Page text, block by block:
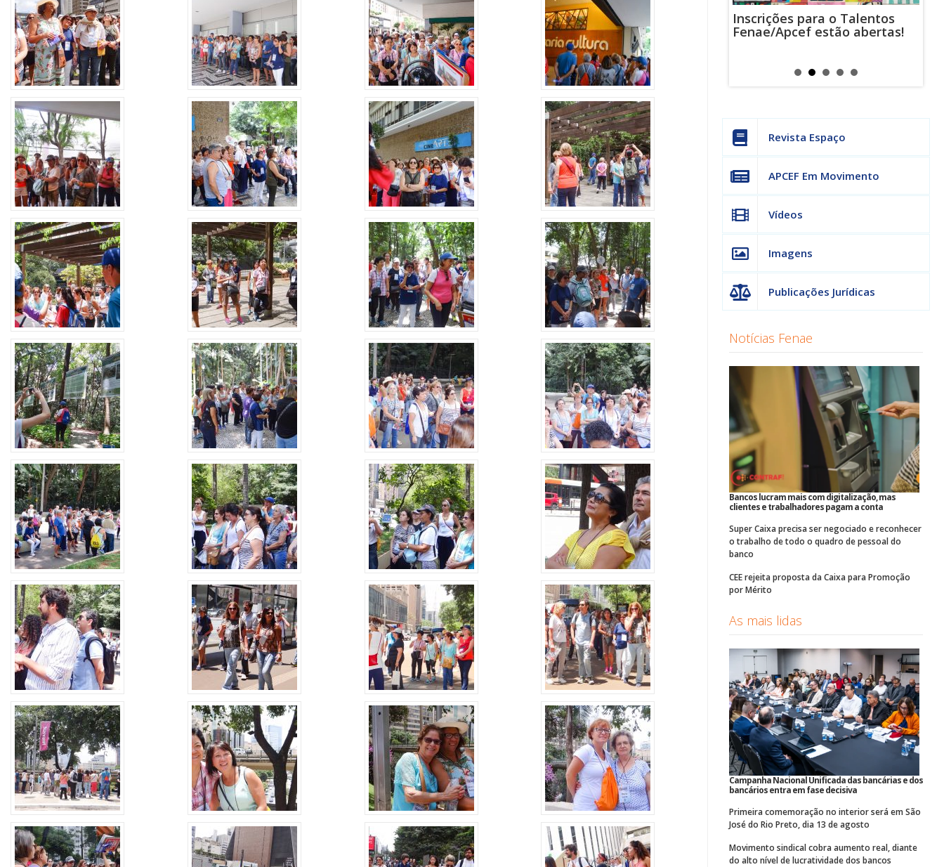
Aproveite a parceria da Apcef
com o Sesi e invista em saúde
e momentos de lazer!
Alerta: golpistas usam
WhatsApp e e-mail para
enviar falsas mensagens
sobre processos judiciais
Inscrições para o Talentos
Fenae/Apcef estão abertas!
Revista Espaço
APCEF Em Movimento
Vídeos
Imagens
Publicações Jurídicas
Notícias Fenae
Bancos lucram mais com digitalização, mas
clientes e trabalhadores pagam a conta
Super Caixa precisa ser negociado e reconhecer
o trabalho de todo o quadro de pessoal do
banco
CEE rejeita proposta da Caixa para Promoção
por Mérito
As mais lidas
Campanha Nacional Unificada das bancárias e dos
bancários entra em fase decisiva
Primeira comemoração no interior será em São
José do Rio Preto, dia 13 de agosto
Movimento sindical cobra aumento real, diante
do alto nível de lucratividade dos bancos